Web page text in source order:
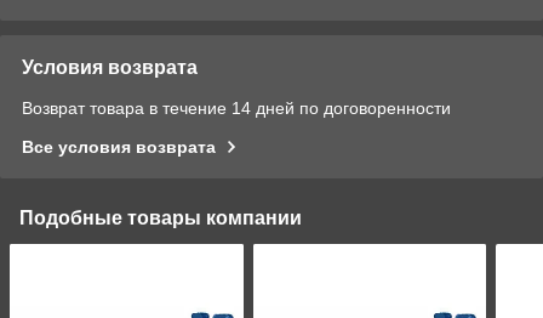
Условия возврата
Возврат товара в течение 14 дней по договоренности
Все условия возврата
Подобные товары компании